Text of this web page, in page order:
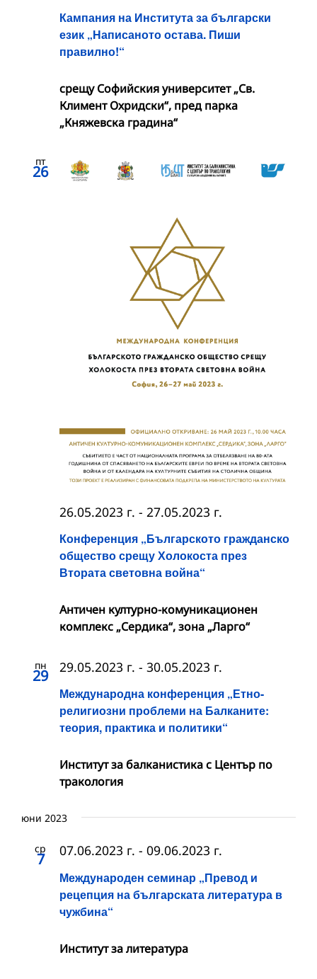
Кампания на Института за български
език „Написаното остава. Пиши
правилно!“
срещу Софийския университет „Св.
Климент Охридски“, пред парка
„Княжевска градина“
пт
26
Конференция „Българското гражданско
общество срещу Холокоста през
Втората световна война“
26.05.2023 г. - 27.05.2023 г.
Античен културно-комуникационен
комплекс „Сердика“, зона „Ларго“
пн
29
Международна конференция „Етно-
религиозни проблеми на Балканите:
теория, практика и политики“
29.05.2023 г. - 30.05.2023 г.
Институт за балканистика с Център по
тракология
юни 2023
ср
7
Международен семинар „Превод и
рецепция на българската литература в
чужбина“
07.06.2023 г. - 09.06.2023 г.
Институт за литература